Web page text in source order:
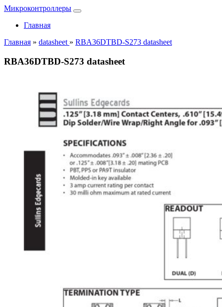
Микроконтроллеры
Главная
Главная » datasheet » RBA36DTBD-S273 datasheet
RBA36DTBD-S273 datasheet